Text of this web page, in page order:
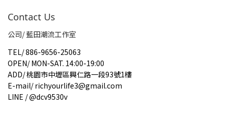
Contact Us
公司/ 藍田潮流工作室
TEL/886-9656-25063
OPEN/ MON-SAT. 14:00-19:00
ADD/桃園市中壢區興仁路一段93號1樓
E-mail/richyourlife3@gmail.com
LINE / @dcv9530v